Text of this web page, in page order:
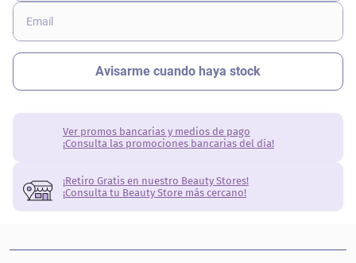
Ver promos bancarias y medios de pago
¡Consulta las promociones bancarias del día!
¡Retiro Gratis en nuestro Beauty Stores!
¡Consulta tu Beauty Store más cercano!